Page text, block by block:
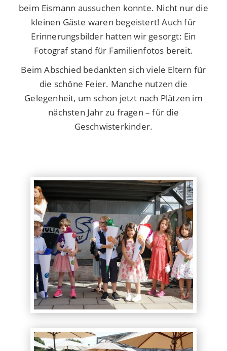
beim Eismann aussuchen konnte. Nicht nur die
kleinen Gäste waren begeistert! Auch für
Erinnerungsbilder hatten wir gesorgt: Ein
Fotograf stand für Familienfotos bereit.
Beim Abschied bedankten sich viele Eltern für
die schöne Feier. Manche nutzen die
Gelegenheit, um schon jetzt nach Plätzen im
nächsten Jahr zu fragen – für die
Geschwisterkinder.